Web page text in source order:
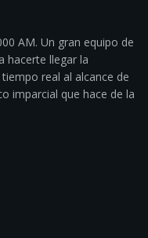
AM. Un gran equipo de
hacerte llegar la
real al alcance de
imparcial que hace de la